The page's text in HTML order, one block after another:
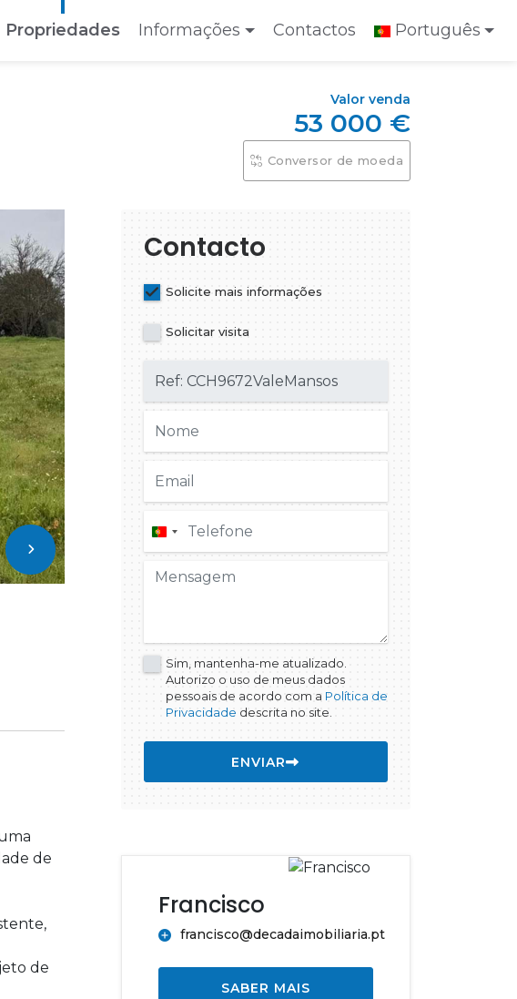
Propriedades Informações Contactos Português
Valor venda
53 000 €
Conversor de moeda
de
de
Contacto
Solicite mais informações
Solicitar visita
Portugal
+351
Sim, mantenha-me atualizado.
Autorizo o uso de meus dados
pessoais de acordo com a Política de
Privacidade descrita no site.
ENVIAR
Francisco
francisco@decadaimobiliaria.pt
SABER MAIS